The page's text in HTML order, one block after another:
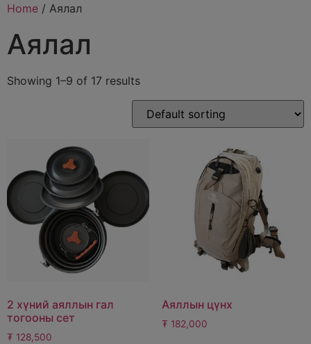
Home / Аялал
Аялал
Showing 1–9 of 17 results
2 хүний аяллын гал
тогооны сет
₮ 128,500
Аяллын цүнх
₮ 182,000